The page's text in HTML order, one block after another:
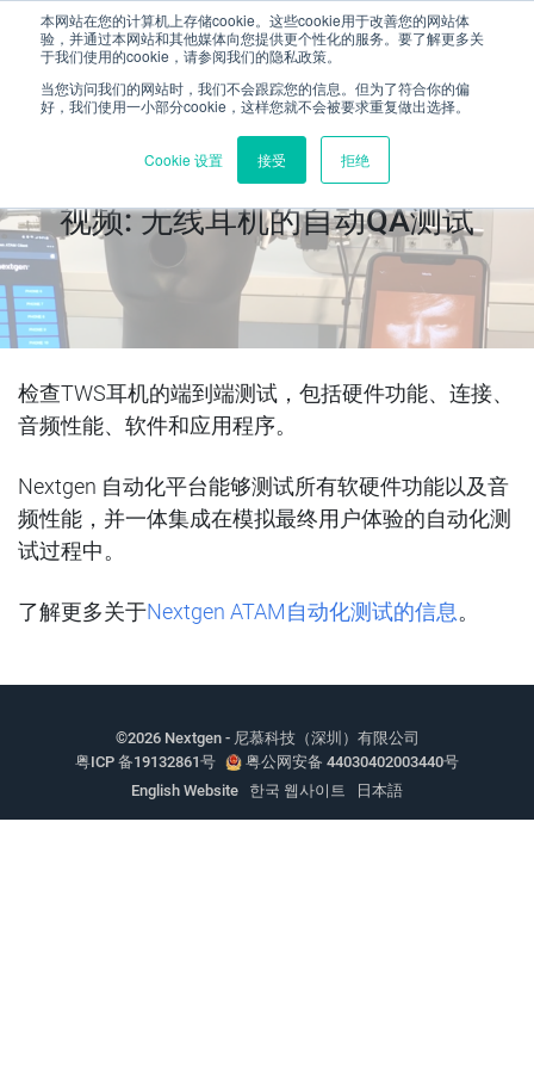
本网站在您的计算机上存储cookie。这些cookie用于改善您的网站体
验，并通过本网站和其他媒体向您提供更个性化的服务。要了解更多关
于我们使用的cookie，请参阅我们的隐私政策。
当您访问我们的网站时，我们不会跟踪您的信息。但为了符合你的偏
好，我们使用一小部分cookie，这样您就不会被要求重复做出选择。
Cookie 设置 接受 拒绝
视频: 无线耳机的自动QA测试
检查TWS耳机的端到端测试，包括硬件功能、连接、
音频性能、软件和应用程序。
Nextgen 自动化平台能够测试所有软硬件功能以及音
频性能，并一体集成在模拟最终用户体验的自动化测
试过程中。
了解更多关于Nextgen ATAM自动化测试的信息。
©2026 Nextgen - 尼慕科技（深圳）有限公司
粤ICP 备19132861号
粤公网安备 44030402003440号
English Website
한국 웹사이트 日本語